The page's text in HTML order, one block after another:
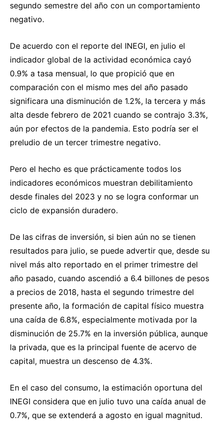
segundo semestre del año con un comportamiento
negativo.
De acuerdo con el reporte del INEGI, en julio el
indicador global de la actividad económica cayó
0.9% a tasa mensual, lo que propició que en
comparación con el mismo mes del año pasado
significara una disminución de 1.2%, la tercera y más
alta desde febrero de 2021 cuando se contrajo 3.3%,
aún por efectos de la pandemia. Esto podría ser el
preludio de un tercer trimestre negativo.
Pero el hecho es que prácticamente todos los
indicadores económicos muestran debilitamiento
desde finales del 2023 y no se logra conformar un
ciclo de expansión duradero.
De las cifras de inversión, si bien aún no se tienen
resultados para julio, se puede advertir que, desde su
nivel más alto reportado en el primer trimestre del
año pasado, cuando ascendió a 6.4 billones de pesos
a precios de 2018, hasta el segundo trimestre del
presente año, la formación de capital físico muestra
una caída de 6.8%, especialmente motivada por la
disminución de 25.7% en la inversión pública, aunque
la privada, que es la principal fuente de acervo de
capital, muestra un descenso de 4.3%.
En el caso del consumo, la estimación oportuna del
INEGI considera que en julio tuvo una caída anual de
0.7%, que se extenderá a agosto en igual magnitud.